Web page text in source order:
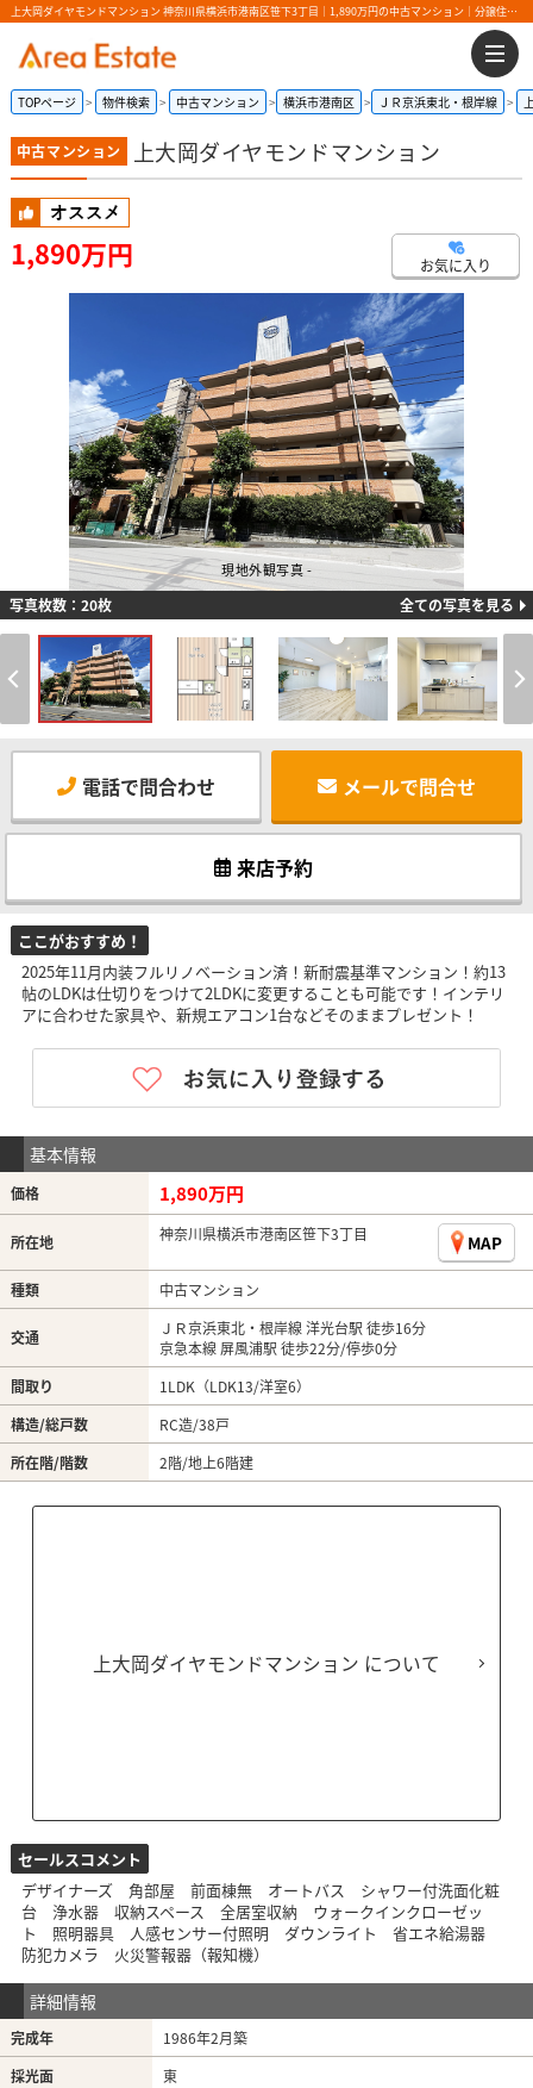
上大岡ダイヤモンドマンション 神奈川県横浜市港南区笹下3丁目｜1,890万円の中古マンション｜分譲住宅や新築物件｜エリアエステート
TOPページ 物件検索 中古マンション 横浜市港南区 ＪＲ京浜東北・根岸線
中古マンション 上大岡ダイヤモンドマンション
1,890万円 お気に入り
現地外観写真 -
写真枚数：20枚 全ての写真を見る
電話で問合わせ メールで問合せ
来店予約
ここがおすすめ！
2025年11月内装フルリノベーション済！新耐震基準マンション！約13
帖のLDKは仕切りをつけて2LDKに変更することも可能です！インテリ
アに合わせた家具や、新規エアコン1台などそのままプレゼント！
基本情報
価格 1,890万円
所在地 神奈川県横浜市港南区笹下3丁目 MAP
種類 中古マンション
交通
ＪＲ京浜東北・根岸線 洋光台駅 徒歩16分
京急本線 屏風浦駅 徒歩22分/停歩0分
間取り
1LDK（LDK13/洋室6）
構造/総戸数
RC造/38戸
所在階/階数
2階/地上6階建
上大岡ダイヤモンドマンション
セールスコメント
デザイナーズ 角部屋 前面棟無 オートバス シャワー付洗面化粧
台 浄水器 収納スペース 全居室収納 ウォークインクローゼッ
ト 照明器具 人感センサー付照明 ダウンライト 省エネ給湯器
防犯カメラ 火災警報器（報知機）
詳細情報
完成年
1986年2月築
採光面
東